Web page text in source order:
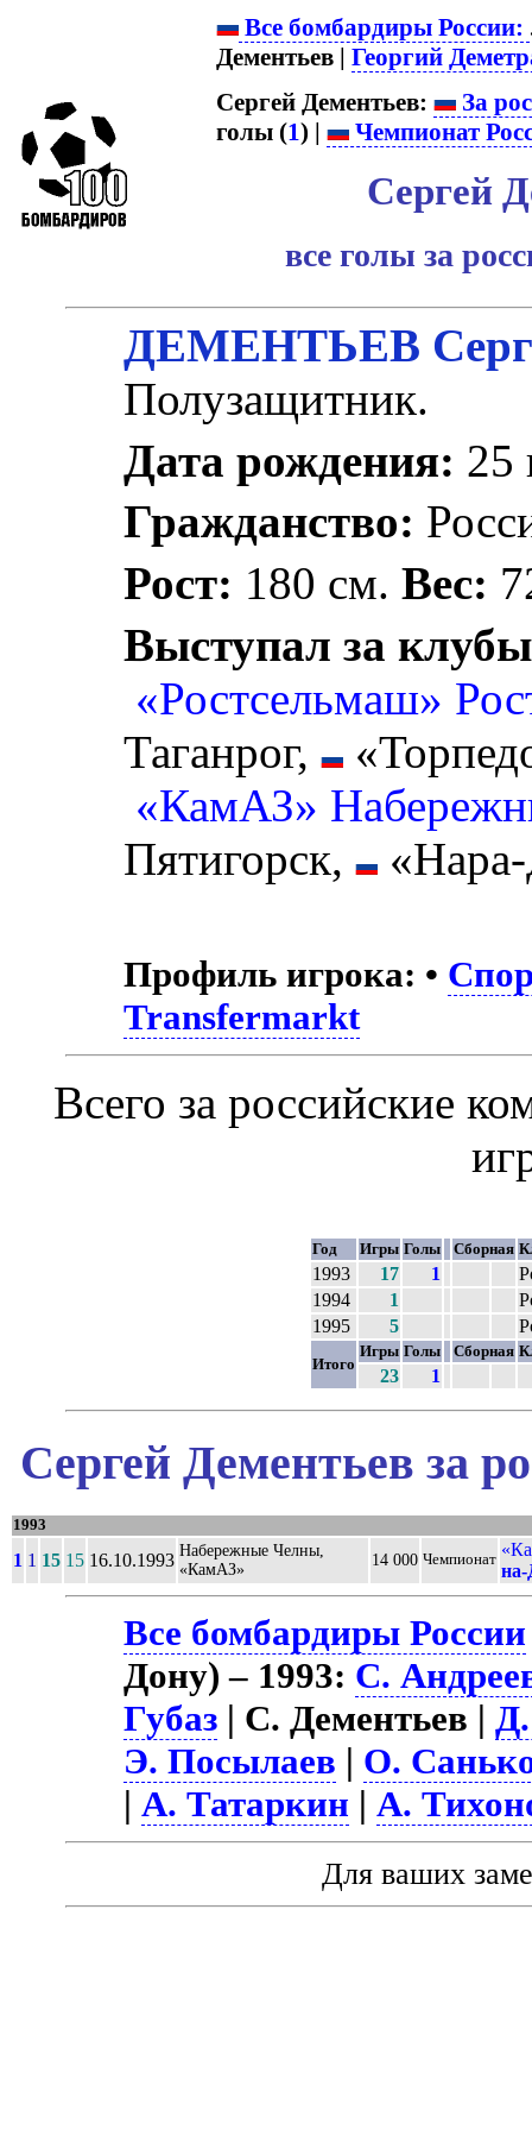
Все бомбардиры России:
Дементьев | Георгий
Сергей Дементьев:
За
голы (1) | Чемпионат
Сергей
все голы за
ДЕМЕНТЬЕВ
Полузащитник.
Дата рождения: 25
Гражданство:
Рост: 180 см.Вес:
Выступал за
«Ростсельмаш»
Таганрог,
«КамАЗ»
Пятигорск,
Профиль игрока: •
Transfermarkt
Всего за российские
Год Игры Голы Сборная
1993 17 1
1994
1
1995
5
Итого
Игры Голы Сборная
23 1
Сергей Дементьев за
1993
1 1 15 15 16.10.1993 Набережные Челны,
«КамАЗ»
14 000 Чемпионат
на-
Все бомбардиры России
Дону) – 1993: С.
Губаз | С. Дементьев |
Э. Посылаев | О.
|А. Татаркин |А.
Для ваших